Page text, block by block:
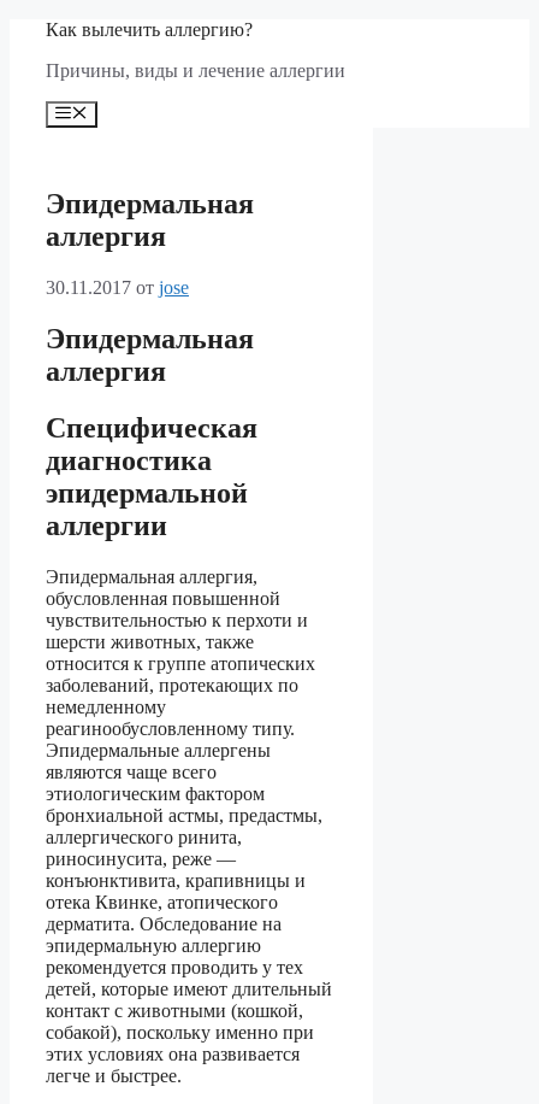
Перейти
содержимому
Как вылечить аллергию?
Причины, виды и лечение аллергии
Меню
Эпидермальная
аллергия
30.11.2017 от jose
Эпидермальная
аллергия
Специфическая
диагностика
эпидермальной
аллергии
Эпидермальная аллергия,
обусловленная повышенной
чувствительностью к перхоти и
шерсти животных, также
относится к группе атопических
заболеваний, протекающих по
немедленному
реагинообусловленному типу.
Эпидермальные аллергены
являются чаще всего
этиологическим фактором
бронхиальной астмы, предастмы,
аллергического ринита,
риносинусита, реже —
конъюнктивита, крапивницы и
отека Квинке, атопического
дерматита. Обследование на
эпидермальную аллергию
рекомендуется проводить у тех
детей, которые имеют длительный
контакт с животными (кошкой,
собакой), поскольку именно при
этих условиях она развивается
легче и быстрее.